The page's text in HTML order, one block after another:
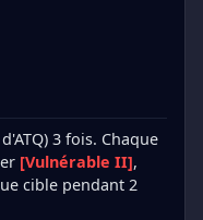
3 fois. Chaque
[Vulnérable II],
cible pendant 2